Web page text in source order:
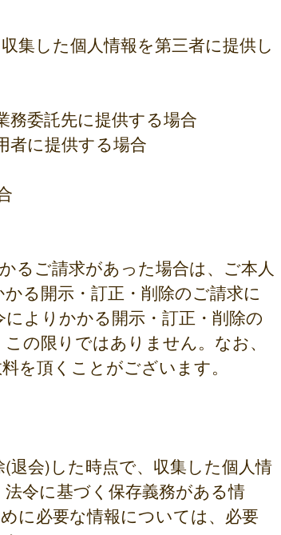
集した個人情報を第三者に提供し
務委託先に提供する場合
者に提供する場合
るご請求があった場合は、ご本人
る開示・訂正・削除のご請求に
よりかかる開示・訂正・削除の
の限りではありません。なお、
を頂くことがございます。
会)した時点で、収集した個人情
令に基づく保存義務がある情
に必要な情報については、必要